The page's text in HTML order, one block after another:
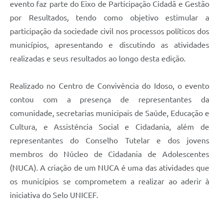
evento faz parte do Eixo de Participação Cidadã e Gestão
por Resultados, tendo como objetivo estimular a
participação da sociedade civil nos processos políticos dos
municípios, apresentando e discutindo as atividades
realizadas e seus resultados ao longo desta edição.
Realizado no Centro de Convivência do Idoso, o evento
contou com a presença de representantes da
comunidade, secretarias municipais de Saúde, Educação e
Cultura, e Assistência Social e Cidadania, além de
representantes do Conselho Tutelar e dos jovens
membros do Núcleo de Cidadania de Adolescentes
(NUCA). A criação de um NUCA é uma das atividades que
os municípios se comprometem a realizar ao aderir à
iniciativa do Selo UNICEF.